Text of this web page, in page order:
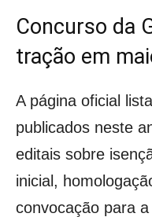
Concurso da
tração em
A página oficial
publicados neste
editais sobre
inicial,
convocação para